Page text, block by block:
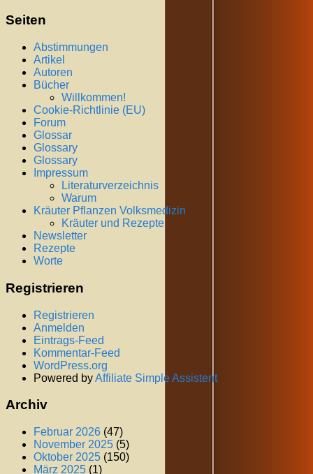
Seiten
Abstimmungen
Artikel
Autoren
Bücher
Willkommen!
Cookie-Richtlinie (EU)
Forum
Glossar
Glossary
Glossary
Impressum
Literaturverzeichnis
Warum
Kräuter Pflanzen Volksmedizin
Kräuter und Rezepte
Newsletter
Rezepte
Worte
Registrieren
Registrieren
Anmelden
Eintrags-Feed
Kommentar-Feed
WordPress.org
Powered byAffiliate Simple Assistent
Archiv
Februar 2026 (47)
November 2025 (5)
Oktober 2025 (150)
März 2025 (1)